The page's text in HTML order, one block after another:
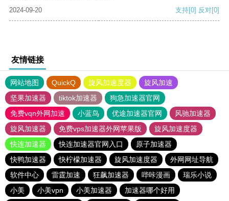
2024-09-20
支持[0] 反对[0]
友情链接
网站地图 QuickQ 旋风加速度器
旋风加速
坚果加速器
tiktok加速器
狗急加速器官网
免费vqn外网加速
小蓝鸟 优途加速器官网
风驰加速器
旋风加速器
免费vps加速器外网苹果版
旋风加速度器
快连加速器
快连加速器官网入口
原子加速器
快鸭加速器
快柠檬加速器 旋风加速度器
外网网址导航
软件中心
雷霆加速 狂飙加速器 哔咔漫画
瑞乐小说
小美
小美vpn 小美加速器
加速器哪个好用